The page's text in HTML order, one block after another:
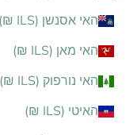
האי אסנשן (ILS ₪)
האי מאן (ILS ₪)
האי נורפוק (ILS ₪)
האיטי (ILS ₪)